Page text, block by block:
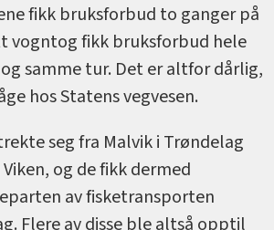
fikk bruksforbud to ganger på
vogntog fikk bruksforbud hele
samme tur. Det er altfor dårlig,
hos Statens vegvesen.
seg fra Malvik i Trøndelag
og de fikk dermed
av fisketransporten
Flere av disse ble altså opptil